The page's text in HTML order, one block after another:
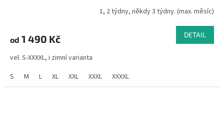
1, 2 týdny, někdy 3 týdny. (max. měsíc)
od 1 490 Kč DETAIL
vel. S-XXXXL, i zimní varianta
S
M L XL XXL XXXL XXXXL